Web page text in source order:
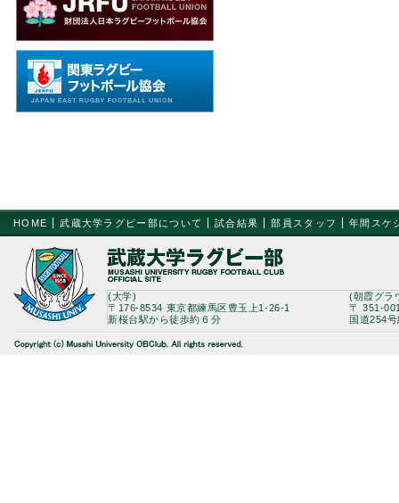
HOME 武蔵大学ラグビー部について 試合結果 部員スタッフ 年間スケ
(大学)
〒176-8534 東京都練馬区豊玉上1-26-1
新桜台駅から徒歩約６分
(朝霞グラ
〒 351-
国道254